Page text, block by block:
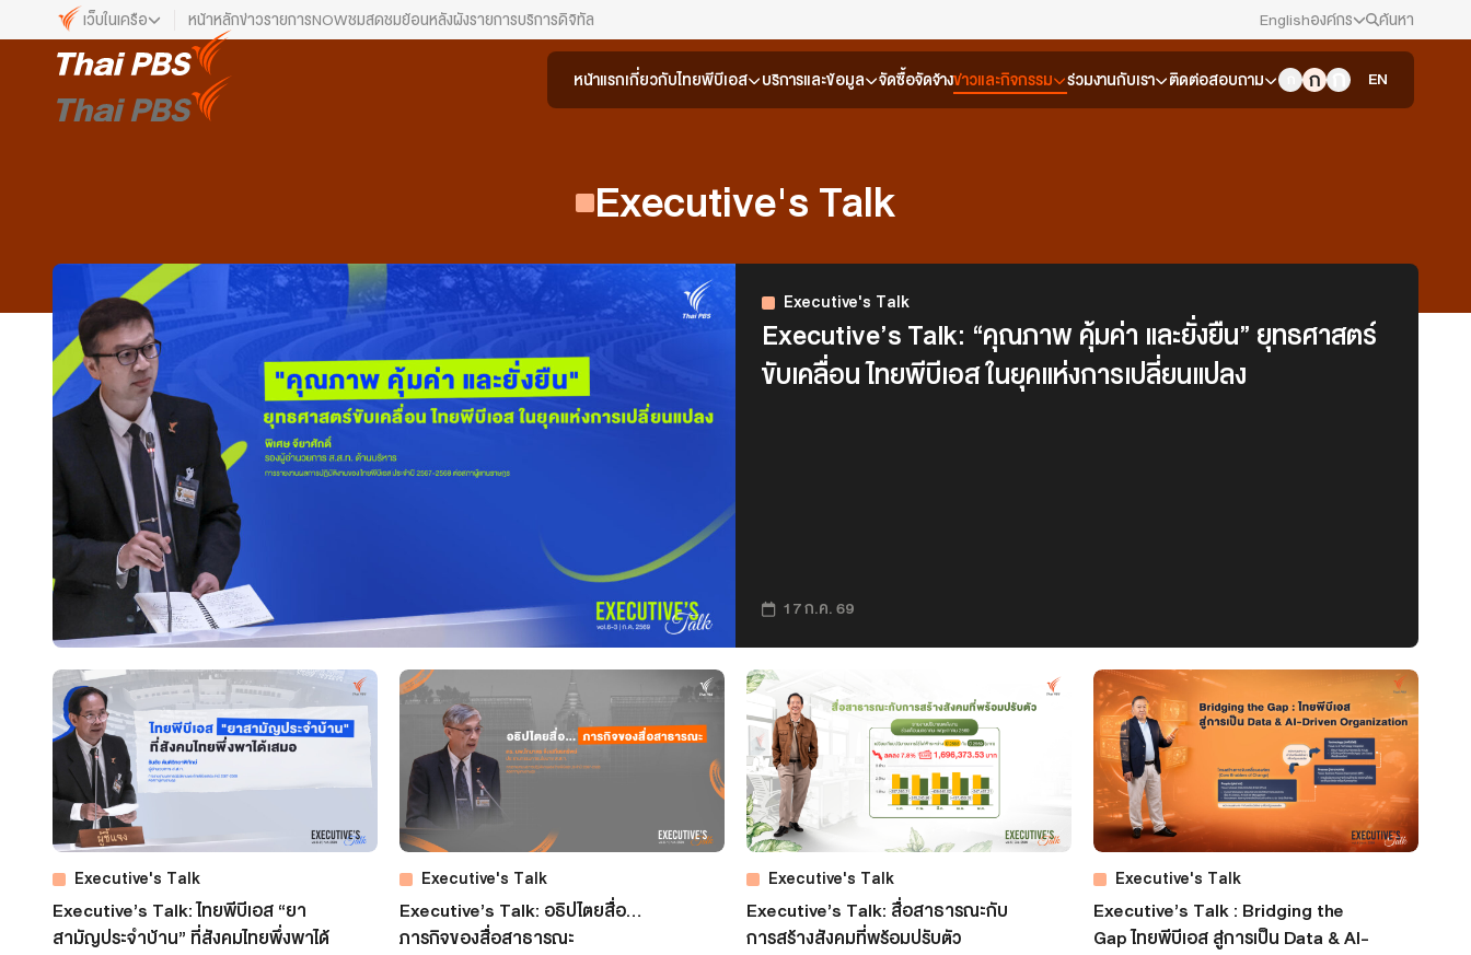
เว็บในเครือ
เว็บไซต์ในเครือ
ALTV
Thai PBS Kids
เรื่องราวดี ๆ สำหรับครอบครัว
Thai PBS Podcast
View The World via The Voice
Thai PBS World
We Bring Thailand to The World
เว็บไซต์บริการ
C-SITE
เพราะพลังการสื่อสารอยู่ในมือคุณ
Locals
นิเวศสื่อสาธารณะท้องถิ่นคุณภาพ
Policy Watch
จับตาอนาคตประเทศไทย
The Visual
Making Data Visible
Thai PBS Verify
ตรวจสอบข่าวปลอม คัดกรองข่าวจริง
หน้าหลักข่าวรายการNOWชมสดชมย้อนหลังผังรายการบริการดิจิทัล Englishองค์กร
สมัครงาน/ฝึกงาน
รับเรื่องร้องเรียน
ติดต่อเรา
ค้นหา
หน้าแรกเกี่ยวกับไทยพีบีเอส บริการและข้อมูล จัดซื้อจัดจ้างข่าวและกิจกรรม ร่วมงานกับเรา ติดต่อสอบถาม EN
Executive's Talk
Executive's Talk
Executive’s Talk: “คุณภาพ คุ้มค่า และยั่งยืน” ยุทธศาสตร์
ขับเคลื่อน ไทยพีบีเอส ในยุคแห่งการเปลี่ยนแปลง
17 ก.ค. 69
Executive's Talk
Executive’s Talk: ไทยพีบีเอส “ยา
สามัญประจำบ้าน” ที่สังคมไทยพึ่งพาได้
Executive's Talk
Executive’s Talk: อธิปไตยสื่อ…
ภารกิจของสื่อสาธารณะ
Executive's Talk
Executive’s Talk: สื่อสาธารณะกับ
การสร้างสังคมที่พร้อมปรับตัว
Executive's Talk
Executive’s Talk : Bridging the
Gap ไทยพีบีเอส สู่การเป็น Data & AI-